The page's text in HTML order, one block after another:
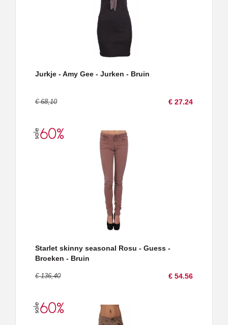
Jurkje - Amy Gee - Jurken - Bruin
€ 68,10 € 27.24
Starlet skinny seasonal Rosu - Guess -
Broeken - Bruin
€ 136,40 € 54.56